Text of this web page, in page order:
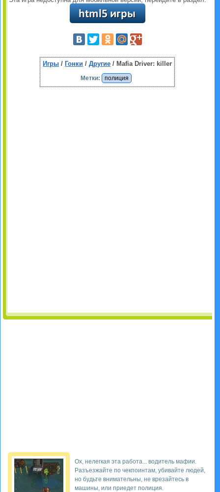
Игры / Гонки /Другие / Mafia Driver: killer
Метки: полиция
Ох, нелегкая эта работа... водитель мафии.
Разъезжайте по чекпоинтам, убивайте людей,
но будьте внимательны, не врезайтесь в
машины, или приедет полиция.